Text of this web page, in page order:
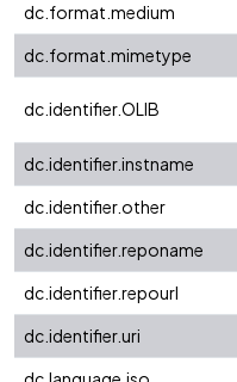
dc.format.medium
dc.format.mimetype
dc.identifier.OLIB
dc.identifier.instname
dc.identifier.other
dc.identifier.reponame
dc.identifier.repourl
dc.identifier.uri